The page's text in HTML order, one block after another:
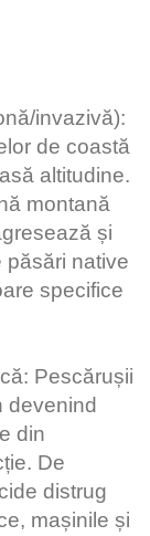
invazivă):
de coastă
altitudine.
montană
și
păsări native
specifice
Pescărușii
devenind
din
De
distrug
mașinile și